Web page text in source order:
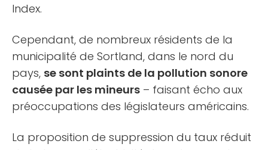
Index.
Cependant, de nombreux résidents de la
municipalité de Sortland, dans le nord du
pays, se sont plaints de la pollution sonore
causée par les mineurs – faisant écho aux
préoccupations des législateurs américains.
La proposition de suppression du taux réduit